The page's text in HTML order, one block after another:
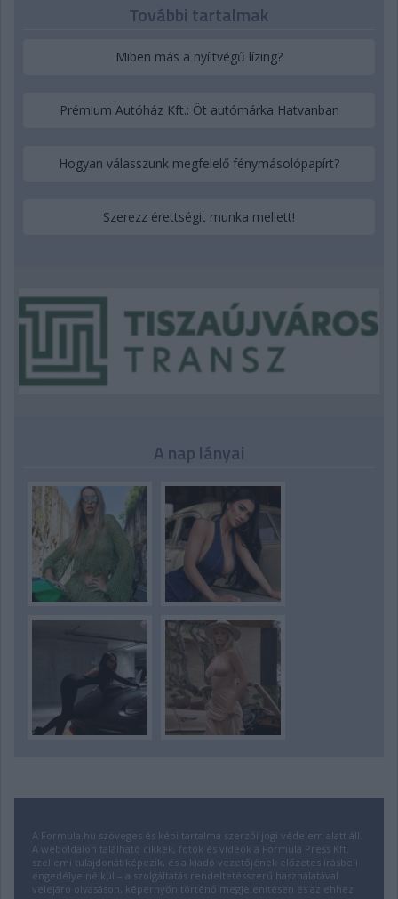
További tartalmak
Miben más a nyíltvégű lízing?
Prémium Autóház Kft.: Öt autómárka Hatvanban
Hogyan válasszunk megfelelő fénymásolópapírt?
Szerezz érettségit munka mellett!
A nap lányai
A Formula.hu szöveges és képi tartalma szerzői jogi védelem alatt áll.
A weboldalon található cikkek, fotók és videók a Formula Press Kft.
szellemi tulajdonát képezik, és a kiadó vezetőjének előzetes írásbeli
engedélye nélkül – a szolgáltatás rendeltetésszerű használatával
velejáró olvasáson, képernyőn történő megjelenítésen és az ehhez